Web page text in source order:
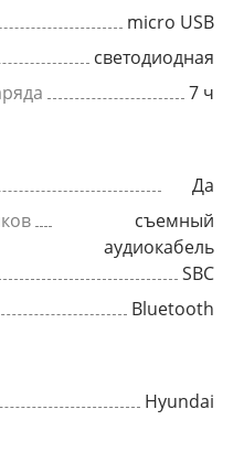
micro USB
светодиодная
7 ч
Да
съемный
аудиокабель
SBC
Bluetooth
Hyundai